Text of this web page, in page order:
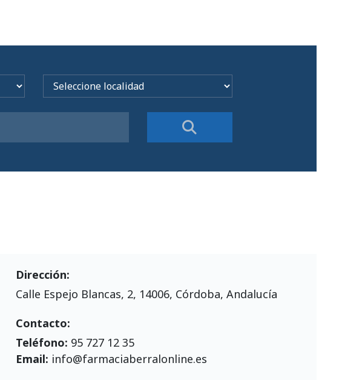
Dirección:
Calle Espejo Blancas, 2, 14006, Córdoba, Andalucía
Contacto:
Teléfono: 95 727 12 35
Email: info@farmaciaberralonline.es